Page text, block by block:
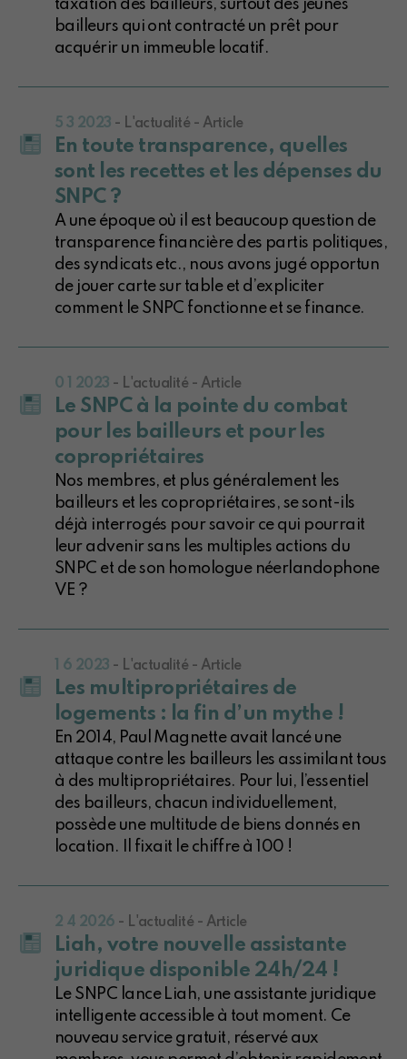
taxation des bailleurs, surtout des jeunes
bailleurs qui ont contracté un prêt pour
acquérir un immeuble locatif.
5 3 2023 - L'actualité - Article
En toute transparence, quelles
sont les recettes et les dépenses du
SNPC ?
A une époque où il est beaucoup question de
transparence financière des partis politiques,
des syndicats etc., nous avons jugé opportun
de jouer carte sur table et d’expliciter
comment le SNPC fonctionne et se finance.
0 1 2023 - L'actualité - Article
Le SNPC à la pointe du combat
pour les bailleurs et pour les
copropriétaires
Nos membres, et plus généralement les
bailleurs et les copropriétaires, se sont-ils
déjà interrogés pour savoir ce qui pourrait
leur advenir sans les multiples actions du
SNPC et de son homologue néerlandophone
VE ?
1 6 2023 - L'actualité - Article
Les multipropriétaires de
logements : la fin d’un mythe !
En 2014, Paul Magnette avait lancé une
attaque contre les bailleurs les assimilant tous
à des multipropriétaires. Pour lui, l’essentiel
des bailleurs, chacun individuellement,
possède une multitude de biens donnés en
location. Il fixait le chiffre à 100 !
2 4 2026 - L'actualité - Article
Liah, votre nouvelle assistante
juridique disponible 24h/24 !
Le SNPC lance Liah, une assistante juridique
intelligente accessible à tout moment. Ce
nouveau service gratuit, réservé aux